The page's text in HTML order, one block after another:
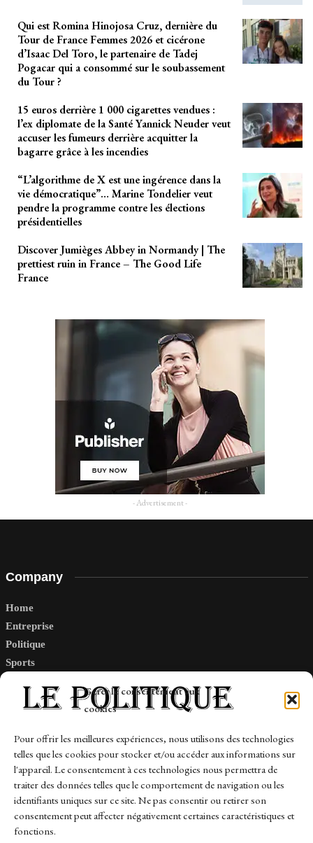
Gérer le consentement aux
cookies
Pour offrir les meilleures expériences, nous utilisons des technologies
telles que les cookies pour stocker et/ou accéder aux informations sur
l'appareil. Le consentement à ces technologies nous permettra de
traiter des données telles que le comportement de navigation ou les
identifiants uniques sur ce site. Ne pas consentir ou retirer son
consentement peut affecter négativement certaines caractéristiques et
fonctions.
Qui est Romina Hinojosa Cruz, dernière du
Tour de France Femmes 2026 et cicérone
d’Isaac Del Toro, le partenaire de Tadej
Pogacar qui a consommé sur le soubassement
du Tour ?
15 euros derrière 1 000 cigarettes vendues :
l’ex diplomate de la Santé Yannick Neuder veut
accuser les fumeurs derrière acquitter la
bagarre grâce à les incendies
“L’algorithme de X est une ingérence dans la
vie démocratique”… Marine Tondelier veut
pendre la programme contre les élections
présidentielles
Discover Jumièges Abbey in Normandy | The
prettiest ruin in France – The Good Life
France
- Advertisement -
Company
Home
Entreprise
Politique
Sports
Links
Contact
Sitemap